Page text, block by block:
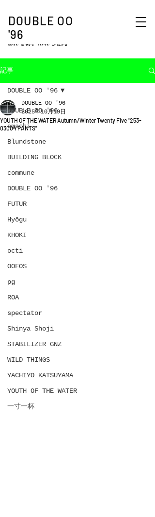
DOUBLE OO
'96
33°35′ 10.774″N 130°23′ 42.048″W
記事
DOUBLE OO '96
amachi.
Blundstone
BUILDING BLOCK
commune
DOUBLE OO '96
FUTUR
Hyōgu
KHOKI
octi
OOFOS
pg
ROA
spectator
Shinya Shoji
STABILIZER GNZ
WILD THINGS
YACHIYO KATSUYAMA
YOUTH OF THE WATER
一寸一杯
DOUBLE OO '96
YOUTH OF THE WATER Autumn/Winter Twenty Five "253-
03004 PANTS"
DOUBLE OO '96
2025年10月19日